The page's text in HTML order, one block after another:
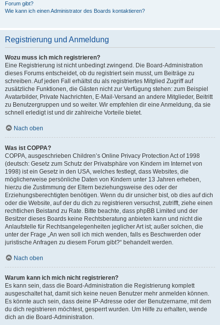
Forum gibt?
Wie kann ich einen Administrator des Boards kontaktieren?
Registrierung und Anmeldung
Wozu muss ich mich registrieren?
Eine Registrierung ist nicht unbedingt zwingend. Die Board-Administration
dieses Forums entscheidet, ob du registriert sein musst, um Beiträge zu
schreiben. Auf jeden Fall erhältst du als registriertes Mitglied Zugriff auf
zusätzliche Funktionen, die Gästen nicht zur Verfügung stehen: zum Beispiel
Avatarbilder, Private Nachrichten, E-Mail-Versand an andere Mitglieder, Beitritt
zu Benutzergruppen und so weiter. Wir empfehlen dir eine Anmeldung, da sie
schnell erledigt ist und dir zahlreiche Vorteile bietet.
Nach oben
Was ist COPPA?
COPPA, ausgeschrieben Children’s Online Privacy Protection Act of 1998
(deutsch: Gesetz zum Schutz der Privatsphäre von Kindern im Internet von
1998) ist ein Gesetz in den USA, welches festlegt, dass Websites, die
möglicherweise persönliche Daten von Kindern unter 13 Jahren erheben,
hierzu die Zustimmung der Eltern beziehungsweise des oder der
Erziehungsberechtigten benötigen. Wenn du dir unsicher bist, ob dies auf dich
oder die Website, auf der du dich zu registrieren versuchst, zutrifft, ziehe einen
rechtlichen Beistand zu Rate. Bitte beachte, dass phpBB Limited und der
Besitzer dieses Boards keine Rechtsberatung anbieten kann und nicht die
Anlaufstelle für Rechtsangelegenheiten jeglicher Art ist; außer solchen, die
unter der Frage „An wen soll ich mich wenden, falls es Beschwerden oder
juristische Anfragen zu diesem Forum gibt?“ behandelt werden.
Nach oben
Warum kann ich mich nicht registrieren?
Es kann sein, dass die Board-Administration die Registrierung komplett
ausgeschaltet hat, damit sich keine neuen Benutzer mehr anmelden können.
Es könnte auch sein, dass deine IP-Adresse oder der Benutzername, mit dem
du dich registrieren möchtest, gesperrt wurden. Um Hilfe zu erhalten, wende
dich an die Board-Administration.